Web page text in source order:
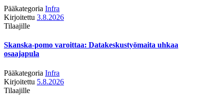
Pääkategoria Infra
Kirjoitettu 3.8.2026
Tilaajille
Skanska-pomo varoittaa: Datakeskustyömaita uhkaa
osaajapula
Pääkategoria Infra
Kirjoitettu 5.8.2026
Tilaajille